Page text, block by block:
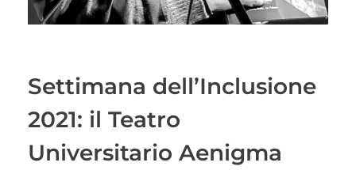
Settimana dell’Inclusione
2021: il Teatro
Universitario Aenigma